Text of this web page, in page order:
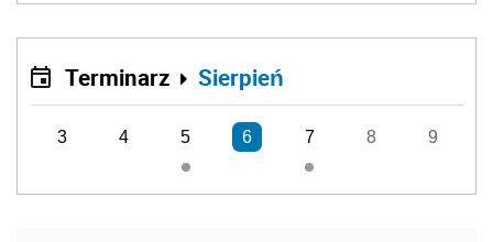
Terminarz Sierpień
3 4 5 6 7 8 9